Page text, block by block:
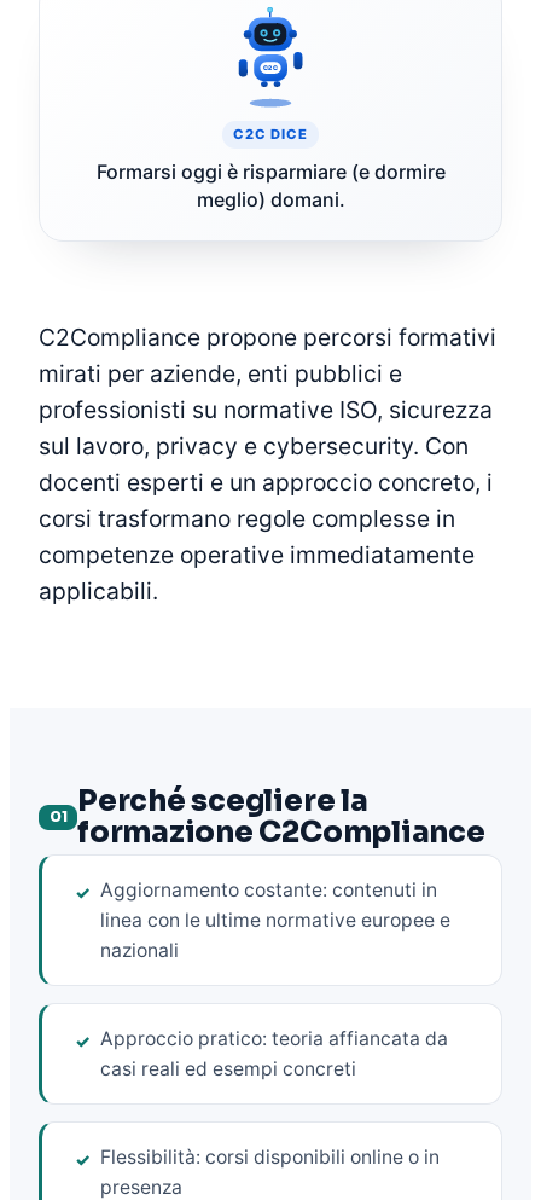
C2C
C2C DICE
Formarsi oggi è risparmiare (e dormire
meglio) domani.
C2Compliance propone percorsi formativi
mirati per aziende, enti pubblici e
professionisti su normative ISO, sicurezza
sul lavoro, privacy e cybersecurity. Con
docenti esperti e un approccio concreto, i
corsi trasformano regole complesse in
competenze operative immediatamente
applicabili.
01
Perché scegliere la
formazione C2Compliance
✓ Aggiornamento costante: contenuti in
linea con le ultime normative europee e
nazionali
✓ Approccio pratico: teoria affiancata da
casi reali ed esempi concreti
✓ Flessibilità: corsi disponibili online o in
presenza